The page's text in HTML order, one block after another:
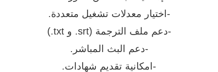
-اختيار معدلات تشغيل متعددة.
-دعم ملف الترجمة (srt. و txt.)
-دعم البث المباشر.
-امكانية تقديم شهادات.